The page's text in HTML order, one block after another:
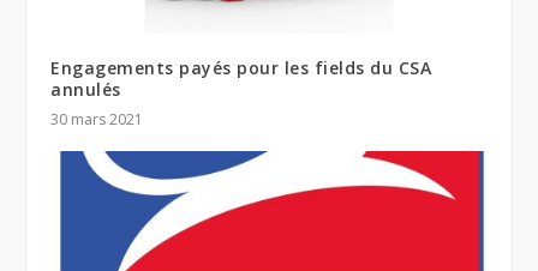
Engagements payés pour les fields du CSA
annulés
30 mars 2021